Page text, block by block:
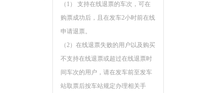
（1） 支持在线退票的车次，可在
购票成功后，且在发车2小时前在线
申请退票。
（2）在线退票失败的用户以及购买
不支持在线退票或超过在线退票时
间车次的用户，请在发车前至发车
站取票后按车站规定办理相关手